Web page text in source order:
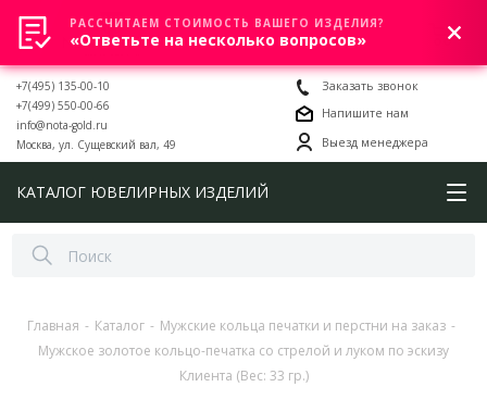
0
+7(495) 135-00-10
+7(499) 550-00-66
info@nota-gold.ru
Москва, ул. Сущевский вал, 49
Заказать звонок
Напишите нам
Выезд менеджера
КАТАЛОГ ЮВЕЛИРНЫХ ИЗДЕЛИЙ
Главная - Каталог - Мужские кольца печатки и перстни на заказ -
Мужское золотое кольцо-печатка со стрелой и луком по эскизу
Клиента (Вес: 33 гр.)
РАССЧИТАЕМ СТОИМОСТЬ ВАШЕГО ИЗДЕЛИЯ?
«Ответьте на несколько вопросов»